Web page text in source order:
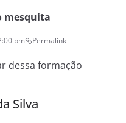
mesquita
pm Permalink
dessa formação
Silva